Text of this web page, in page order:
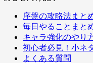
序盤の攻略法まと
毎日やることまと
キャラ強化のやり
初心者必見！小ネ
よくある質問